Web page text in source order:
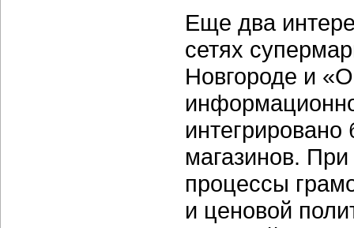
Еще два
сетях
Новгороде и
магазинов.
процессы
и ценовой